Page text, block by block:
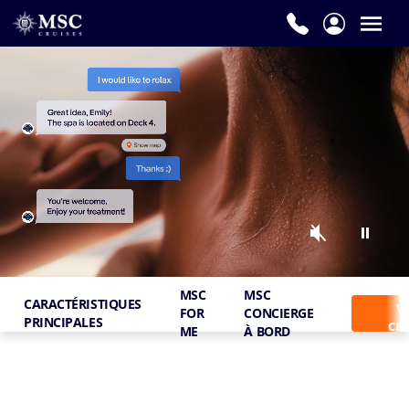
CARACTÉRISTIQUES
PRINCIPALES
MSC
FOR
ME
MSC
CONCIERGE
À BORD